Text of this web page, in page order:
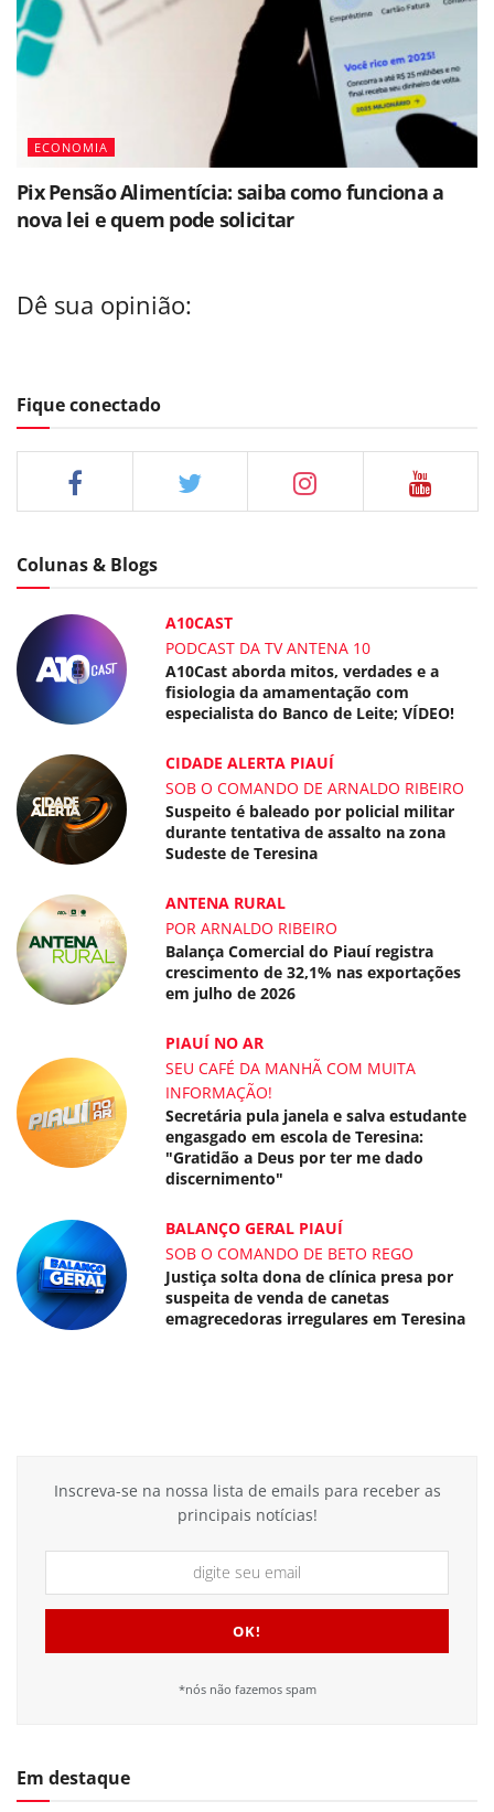
ECONOMIA
Pix Pensão Alimentícia: saiba como funciona a
nova lei e quem pode solicitar
Dê sua opinião:
Fique conectado
Colunas & Blogs
A10CAST
PODCAST DA TV ANTENA 10
A10Cast aborda mitos, verdades e a
fisiologia da amamentação com
especialista do Banco de Leite; VÍDEO!
CIDADE ALERTA PIAUÍ
SOB O COMANDO DE ARNALDO RIBEIRO
Suspeito é baleado por policial militar
durante tentativa de assalto na zona
Sudeste de Teresina
ANTENA RURAL
POR ARNALDO RIBEIRO
Balança Comercial do Piauí registra
crescimento de 32,1% nas exportações
em julho de 2026
PIAUÍ NO AR
SEU CAFÉ DA MANHÃ COM MUITA
INFORMAÇÃO!
Secretária pula janela e salva estudante
engasgado em escola de Teresina:
"Gratidão a Deus por ter me dado
discernimento"
BALANÇO GERAL PIAUÍ
SOB O COMANDO DE BETO REGO
Justiça solta dona de clínica presa por
suspeita de venda de canetas
emagrecedoras irregulares em Teresina
Inscreva-se na nossa lista de emails para receber as
principais notícias!
*nós não fazemos spam
Em destaque